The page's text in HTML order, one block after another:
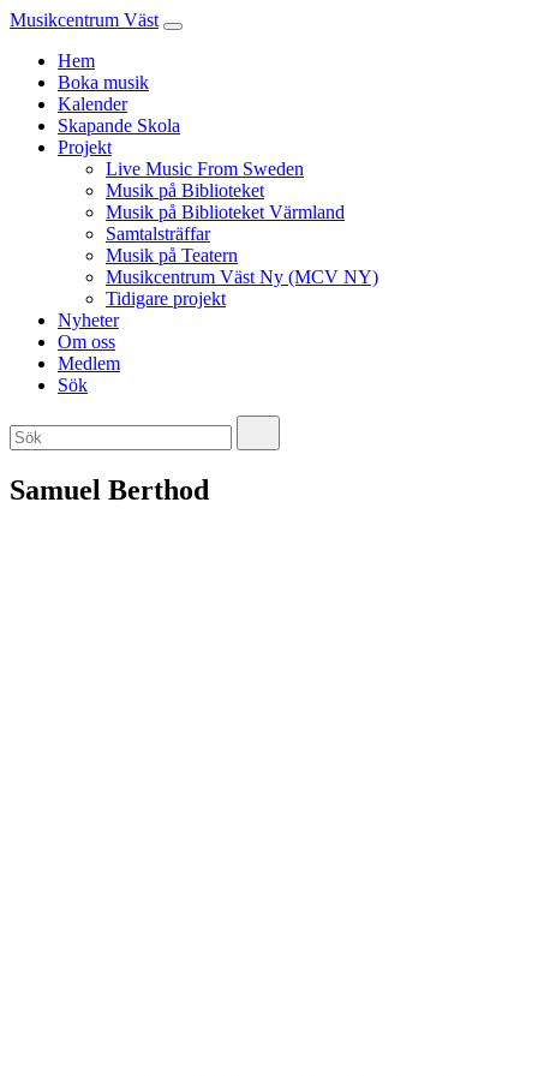
Musikcentrum Väst
Hem
Boka musik
Kalender
Skapande Skola
Projekt
Live Music From Sweden
Musik på Biblioteket
Musik på Biblioteket Värmland
Samtalsträffar
Musik på Teatern
Musikcentrum Väst Ny (MCV NY)
Tidigare projekt
Nyheter
Om oss
Medlem
Sök
Samuel Berthod